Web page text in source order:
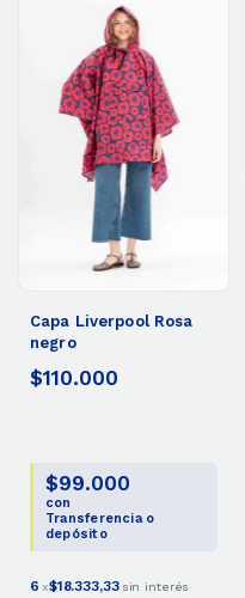
Capa Liverpool Rosa
negro
$110.000
$99.000
con
Transferencia o
depósito
6 x$18.333,33 sin interés